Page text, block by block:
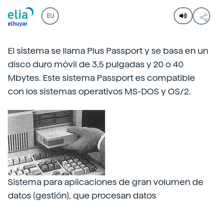
EU
El sistema se llama Plus Passport y se basa en un
disco duro móvil de 3,5 pulgadas y 20 o 40
Mbytes. Este sistema Passport es compatible
con los sistemas operativos MS-DOS y OS/2.
Sistema para aplicaciones de gran volumen de
datos (gestión), que procesan datos